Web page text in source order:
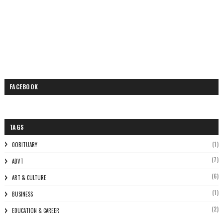
FACEBOOK
TAGS
0OBITUARY (1)
ADVT (7)
ART & CULTURE (6)
BUSINESS (1)
EDUCATION & CAREER (2)